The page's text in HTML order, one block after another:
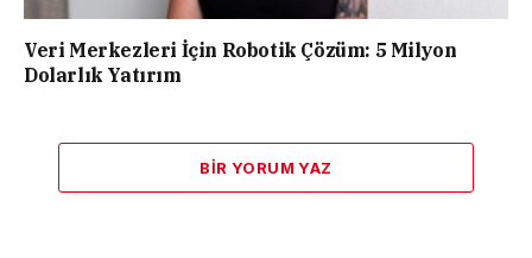
Veri Merkezleri İçin Robotik Çözüm: 5 Milyon
Dolarlık Yatırım
BIR YORUM YAZ